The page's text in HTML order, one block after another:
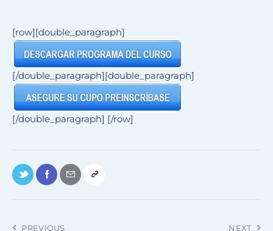
[row][double_paragraph]
[/double_paragraph][double_paragraph]
[/double_paragraph] [/row]
PREVIOUS NEXT